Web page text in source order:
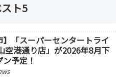
ト5
】「スーパーセンタートライ
空港通り店」が2026年8月下
予定！